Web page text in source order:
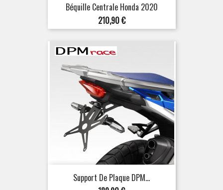
Béquille Centrale Honda 2020
Prix
210,90 €
Support De Plaque DPM...